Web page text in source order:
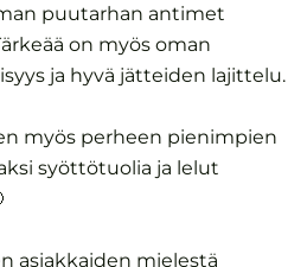
puutarhan antimet
on myös oman
ja hyvä jätteiden lajittelu.
myös perheen pienimpien
syöttötuolia ja lelut
asiakkaiden mielestä